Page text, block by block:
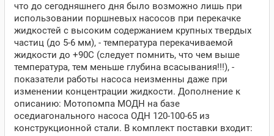
что до сегодняшнего дня было возможно лишь при
использовании поршневых насосов при перекачке
жидкостей с высоким содержанием крупных твердых
частиц (до 5-6 мм), - температура перекачиваемой
жидкости до +90С (следует помнить, что чем выше
температура, тем меньше глубина всасывания!!!), -
показатели работы насоса неизменны даже при
изменении концентрации жидкости. Дополнение к
описанию: Мотопомпа МОДН на базе
оседиагонального насоса ОДН 120-100-65 из
конструкционной стали. В комплект поставки входит: